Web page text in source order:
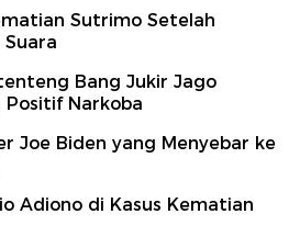
Sutrimo Setelah
Bang Jukir Jago
Narkoba
Joe Biden yang Menyebar ke
Adiono di Kasus Kematian